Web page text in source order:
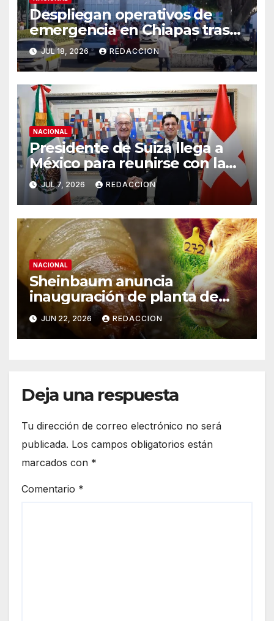
Despliegan operativos de
emergencia en Chiapas tras
sismos de magnitud 7.4 y 5.8
JUL 18, 2026 REDACCION
NACIONAL
Presidente de Suiza llega a
México para reunirse con la
presidenta Claudia
Sheinbaum
JUL 7, 2026 REDACCION
NACIONAL
Sheinbaum anuncia
inauguración de planta de
mosca para combatir gusano
barrenador el viernes;
ganaderos “le dieron la
JUN 22, 2026 REDACCION
Deja una respuesta
Tu dirección de correo electrónico no será
publicada. Los campos obligatorios están
marcados con *
Comentario *